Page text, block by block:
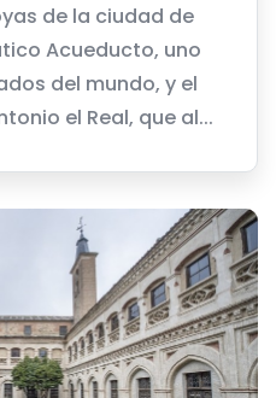
de la ciudad de
Acueducto, uno
del mundo, y el
el Real, que al...